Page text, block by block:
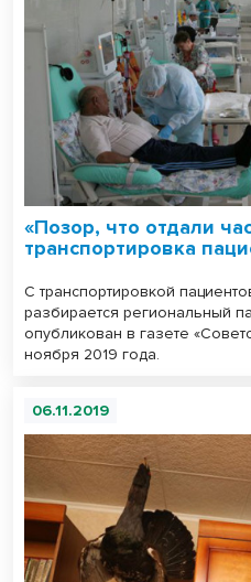
«Позор, что отдали
транспортировка
С транспортировкой
разбирается региональный
опубликован в газете
ноября 2019 года.
06.11.2019